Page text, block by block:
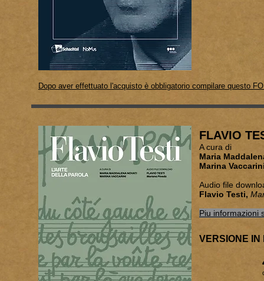
Dopo aver effettuato l'acquisto è obbligatorio compilare questo
FLAVIO
A cura di
Maria
Marina
Audio file
Flavio Testi,
Piu informazioni
VERSIONE IN